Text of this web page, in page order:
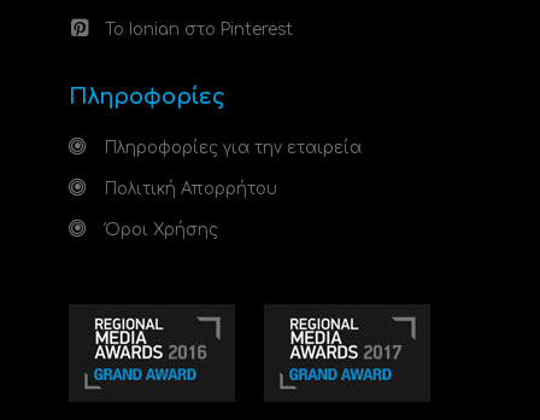
Το Ionian στο Pinterest
Πληροφορίες
Πληροφορίες για την εταιρεία
Πολιτική Απορρήτου
Όροι Χρήσης